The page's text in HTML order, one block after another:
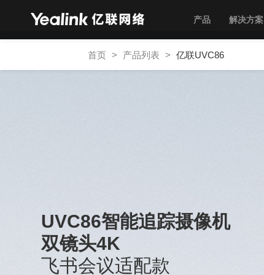
产品 解决方案
首页 > 产品列表 > 亿联UVC86
UVC86智能追踪摄像机
双镜头4K
飞书会议适配款